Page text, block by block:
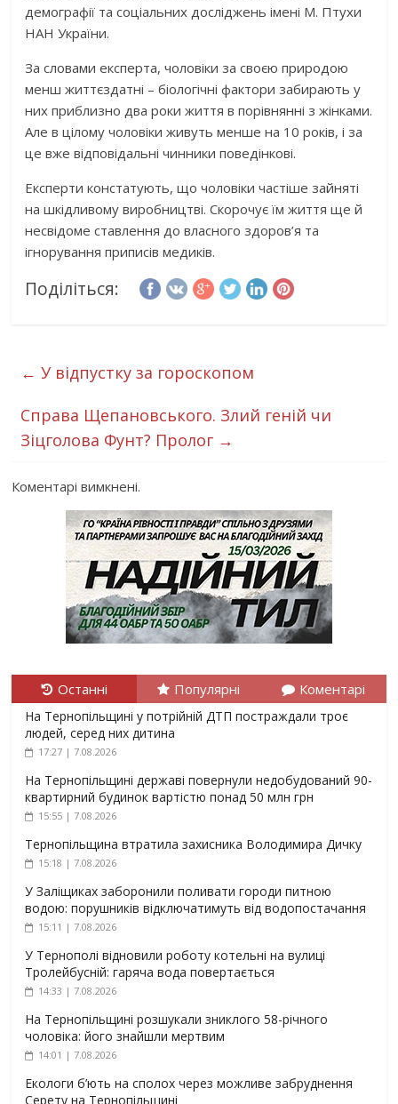
демографії та соціальних досліджень імені М. Птухи
НАН України.
За словами експерта, чоловіки за своєю природою
менш життєздатні – біологічні фактори забирають у
них приблизно два роки життя в порівнянні з жінками.
Але в цілому чоловіки живуть менше на 10 років, і за
це вже відповідальні чинники поведінкові.
Експерти констатують, що чоловіки частіше зайняті
на шкідливому виробництві. Скорочує їм життя ще й
несвідоме ставлення до власного здоров’я та
ігнорування приписів медиків.
Поділіться:
← У відпустку за гороскопом
Справа Щепановського. Злий геній чи
Зіцголова Фунт? Пролог →
Коментарі вимкнені.
Останні Популярні Коментарі
На Тернопільщині у потрійній ДТП постраждали троє
людей, серед них дитина
17:27 | 7.08.2026
На Тернопільщині державі повернули недобудований 90-
квартирний будинок вартістю понад 50 млн грн
15:55 | 7.08.2026
Тернопільщина втратила захисника Володимира Дичку
15:18 | 7.08.2026
У Заліщиках заборонили поливати городи питною
водою: порушників відключатимуть від водопостачання
15:11 | 7.08.2026
У Тернополі відновили роботу котельні на вулиці
Тролейбусній: гаряча вода повертається
14:33 | 7.08.2026
На Тернопільщині розшукали зниклого 58-річного
чоловіка: його знайшли мертвим
14:01 | 7.08.2026
Екологи б’ють на сполох через можливе забруднення
Серету на Тернопільщині